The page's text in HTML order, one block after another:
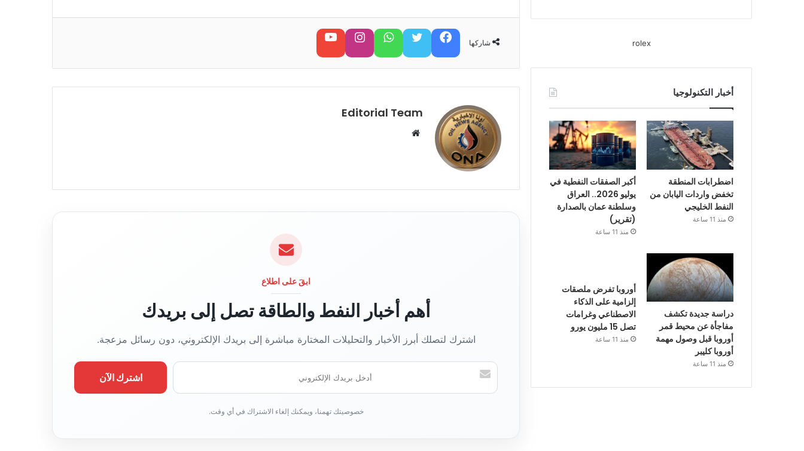
شاركها فيسبوك تويتر واتساب تابعنا على إنستغرام تابعنا على يوتيوب
Editorial Team
ا
ابقَ على اطلاع
أهم أخبار النفط والطاقة تصل إلى بريدك
اشترك لتصلك أبرز الأخبار والتحليلات المختارة مباشرة إلى بريدك الإلكتروني، دون رسائل مزعجة.
أ
خ
rolex
أخبار التكنولوجيا
اضطرابات المنطقة
تخفض واردات اليابان من
النفط الخليجي
منذ 11 ساعة
أكبر الصفقات النفطية في
يوليو 2026.. العراق
وسلطنة عمان بالصدارة
(تقرير)
منذ 11 ساعة
دراسة جديدة تكشف
مفاجأة عن محيط قمر
أوروبا قبل وصول مهمة
أوروبا كليبر
منذ 11 ساعة
أوروبا تفرض ملصقات
إلزامية على الذكاء
الاصطناعي وغرامات
تصل 15 مليون يورو
منذ 11 ساعة